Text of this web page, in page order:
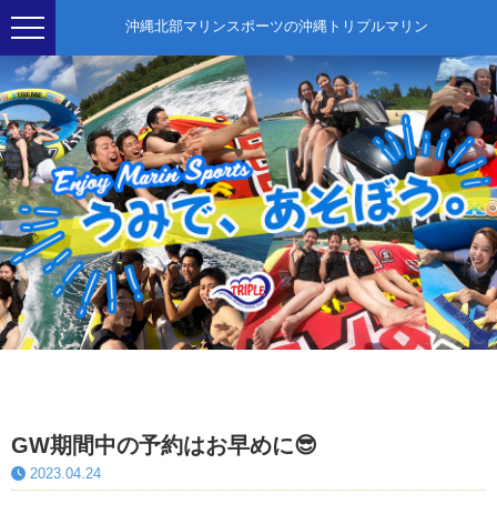
沖縄北部マリンスポーツの沖縄トリプルマリン
GW期間中の予約はお早めに😎
2023.04.24